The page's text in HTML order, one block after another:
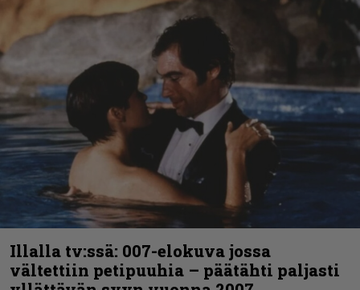
Illalla tv:ssä: 007-elokuva jossa
vältettiin petipuuhia – päätähti paljasti